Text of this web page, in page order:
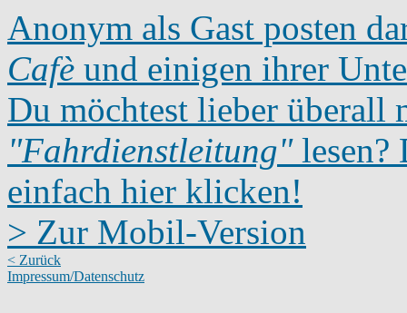
Anonym als Gast posten
Cafè und einigen ihrer
Du möchtest lieber überall
"Fahrdienstleitung"lesen?
einfach hier klicken!
> Zur Mobil-Version
< Zurück
Impressum/Datenschutz